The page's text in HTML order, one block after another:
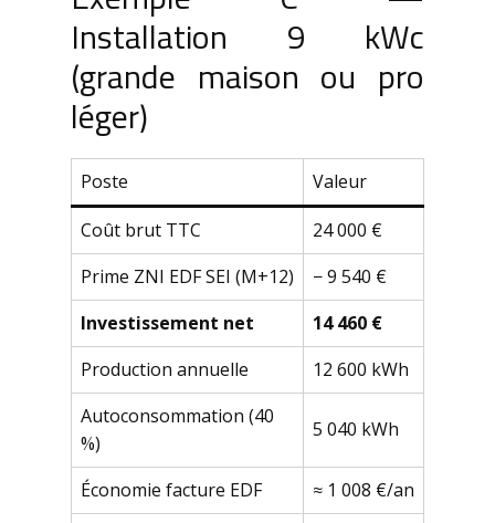
Installation 9 kWc
(grande maison ou pro
léger)
Poste
Valeur
Coût brut TTC
24 000 €
Prime ZNI EDF SEI (M+12)
− 9 540 €
Investissement net
14 460 €
Production annuelle
12 600 kWh
Autoconsommation (40
%)
5 040 kWh
Économie facture EDF
≈ 1 008 €/an